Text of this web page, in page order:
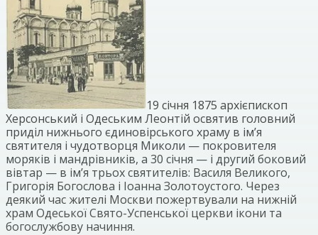
19 січня 1875 архієпископ
Херсонський і Одеським Леонтій освятив головний
приділ нижнього єдиновірського храму в ім’я
святителя і чудотворця Миколи — покровителя
моряків і мандрівників, а 30 січня — і другий боковий
вівтар — в ім’я трьох святителів: Василя Великого,
Григорія Богослова і Іоанна Золотоустого. Через
деякий час жителі Москви пожертвували на нижній
храм Одеської Свято-Успенської церкви ікони та
богослужбову начиння.